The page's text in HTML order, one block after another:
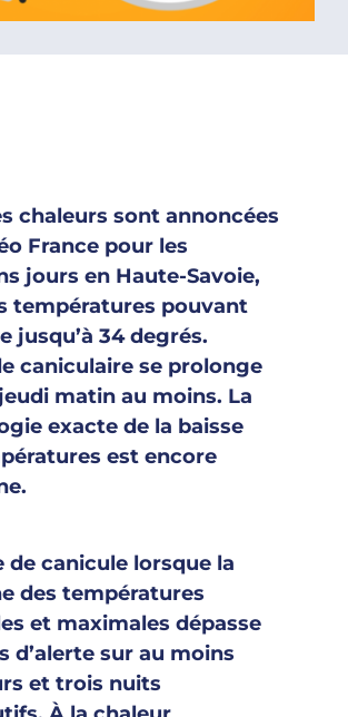
chaleurs sont annoncées
France pour les
jours en Haute-Savoie,
températures pouvant
jusqu’à 34 degrés.
caniculaire se prolonge
matin au moins. La
exacte de la baisse
est encore
de canicule lorsque la
des températures
et maximales dépasse
d’alerte sur au moins
et trois nuits